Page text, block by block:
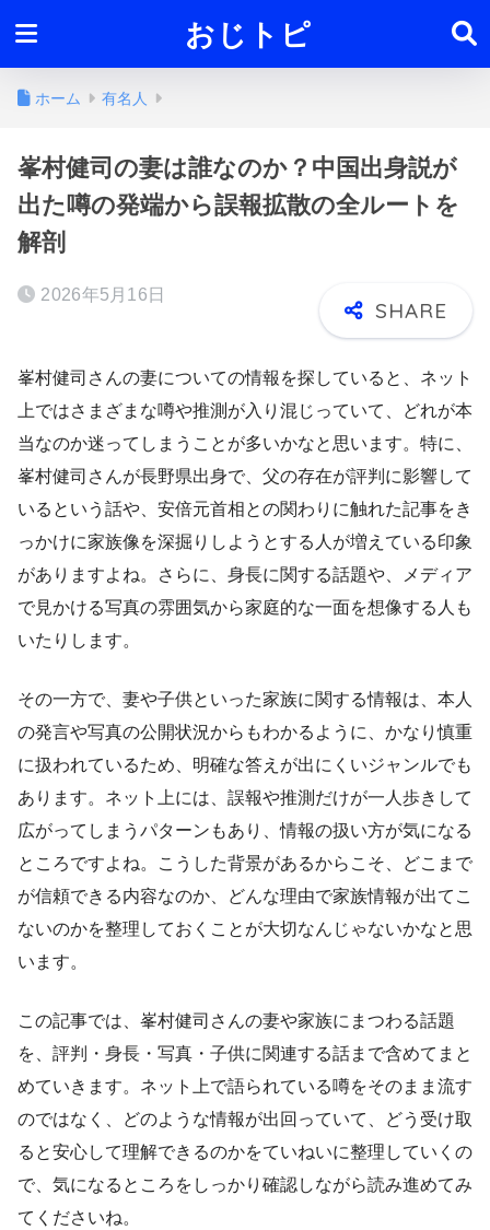
おじトピ
ホーム 有名人
峯村健司の妻は誰なのか？中国出身説が
出た噂の発端から誤報拡散の全ルートを
解剖
2026年5月16日
峯村健司さんの妻についての情報を探していると、ネット
上ではさまざまな噂や推測が入り混じっていて、どれが本
当なのか迷ってしまうことが多いかなと思います。特に、
峯村健司さんが長野県出身で、父の存在が評判に影響して
いるという話や、安倍元首相との関わりに触れた記事をき
っかけに家族像を深掘りしようとする人が増えている印象
がありますよね。さらに、身長に関する話題や、メディア
で見かける写真の雰囲気から家庭的な一面を想像する人も
いたりします。
その一方で、妻や子供といった家族に関する情報は、本人
の発言や写真の公開状況からもわかるように、かなり慎重
に扱われているため、明確な答えが出にくいジャンルでも
あります。ネット上には、誤報や推測だけが一人歩きして
広がってしまうパターンもあり、情報の扱い方が気になる
ところですよね。こうした背景があるからこそ、どこまで
が信頼できる内容なのか、どんな理由で家族情報が出てこ
ないのかを整理しておくことが大切なんじゃないかなと思
います。
この記事では、峯村健司さんの妻や家族にまつわる話題
を、評判・身長・写真・子供に関連する話まで含めてまと
めていきます。ネット上で語られている噂をそのまま流す
のではなく、どのような情報が出回っていて、どう受け取
ると安心して理解できるのかをていねいに整理していくの
で、気になるところをしっかり確認しながら読み進めてみ
てくださいね。